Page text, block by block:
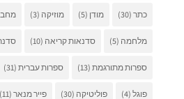
כתר(30) מודן (5) מוזיקה (3)
מלחמה (5) סדנאות קריאה (10)
ספרות מתורגמת(13) ספרות עברית(31)
פוגל(4) פוליטיקה (30) פייר מנאר(11)